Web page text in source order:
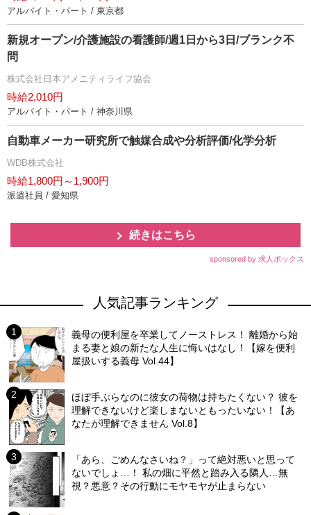
アルバイト・パート / 東京都
新規オープン/介護施設の看護師/週1日から3日/ブランク不
問
株式会社日本アメニティライフ協会
時給2,010円
アルバイト・パート / 神奈川県
自動車メーカー研究所で触媒合成や分析評価/化学分析
WDB株式会社
時給1,800円～1,900円
派遣社員 / 愛知県
続きはこちら
sponsored by 求人ボックス
人気記事ランキング
義母の便利屋を卒業してノーストレス！ 離婚から始
まる妻と娘の新たな人生に悔いはなし！【嫁を便利
屋扱いする義母 Vol.44】
ほぼ手ぶらなのに彼女の荷物は持ちたくない？ 彼を
理解できないけど楽しまないともったいない！【あ
なたが理解できません Vol.8】
「あら、ごめんなさいね？」って絶対悪いと思って
ないでしょ…！ 私の畑に平然と踏み入る隣人…無
視？悪意？その行動にモヤモヤが止まらない